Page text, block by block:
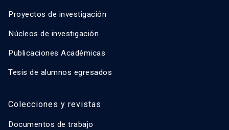
Proyectos de investigación
Núcleos de investigación
Publicaciones Académicas
Tesis de alumnos egresados
Colecciones y revistas
Documentos de trabajo